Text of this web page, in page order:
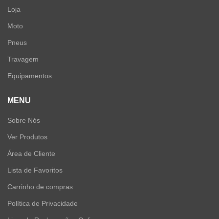
Loja
Moto
Pneus
Travagem
Equipamentos
MENU
Sobre Nós
Ver Produtos
Área de Cliente
Lista de Favoritos
Carrinho de compras
Política de Privacidade